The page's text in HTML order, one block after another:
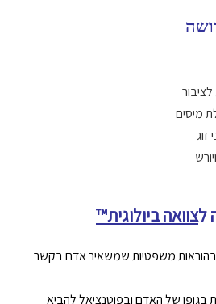
מיסים
זוג
לצוואה ביולוגית™
בהוראות משפטיות שמשאיר אדם בקשר
בגופו של האדם ובפוטנציאל להביא